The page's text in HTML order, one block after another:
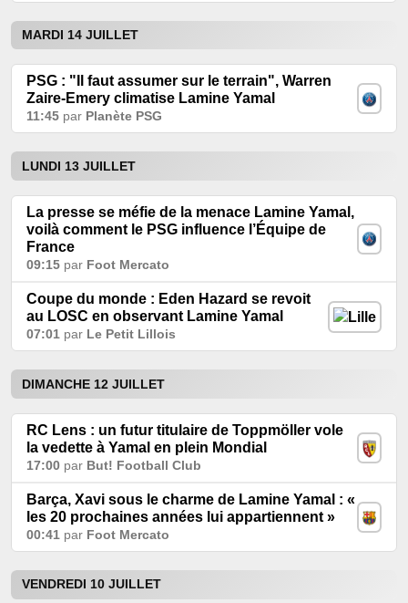
MARDI 14 JUILLET
PSG : "Il faut assumer sur le terrain", Warren
Zaire-Emery climatise Lamine Yamal
11:45 par Planète PSG
LUNDI 13 JUILLET
La presse se méfie de la menace Lamine Yamal,
voilà comment le PSG influence l’Équipe de
France
09:15 par Foot Mercato
Coupe du monde : Eden Hazard se revoit
au LOSC en observant Lamine Yamal
07:01 par Le Petit Lillois
DIMANCHE 12 JUILLET
RC Lens : un futur titulaire de Toppmöller vole
la vedette à Yamal en plein Mondial
17:00 par But! Football Club
Barça, Xavi sous le charme de Lamine Yamal : «
les 20 prochaines années lui appartiennent »
00:41 par Foot Mercato
VENDREDI 10 JUILLET